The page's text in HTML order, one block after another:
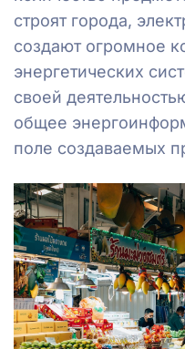
строят города,
создают огромное
энергетических
своей
общее
поле создаваемых